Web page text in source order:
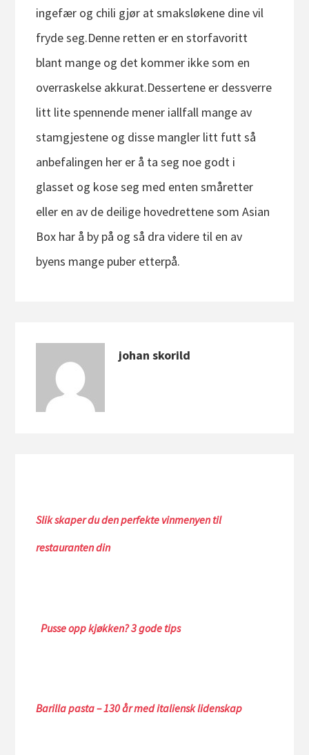
ingefær og chili gjør at smaksløkene dine vil
fryde seg.Denne retten er en storfavoritt
blant mange og det kommer ikke som en
overraskelse akkurat.Dessertene er dessverre
litt lite spennende mener iallfall mange av
stamgjestene og disse mangler litt futt så
anbefalingen her er å ta seg noe godt i
glasset og kose seg med enten småretter
eller en av de deilige hovedrettene som Asian
Box har å by på og så dra videre til en av
byens mange puber etterpå.
johan skorild
Slik skaper du den perfekte vinmenyen til
restauranten din
Pusse opp kjøkken? 3 gode tips
Barilla pasta – 130 år med italiensk lidenskap